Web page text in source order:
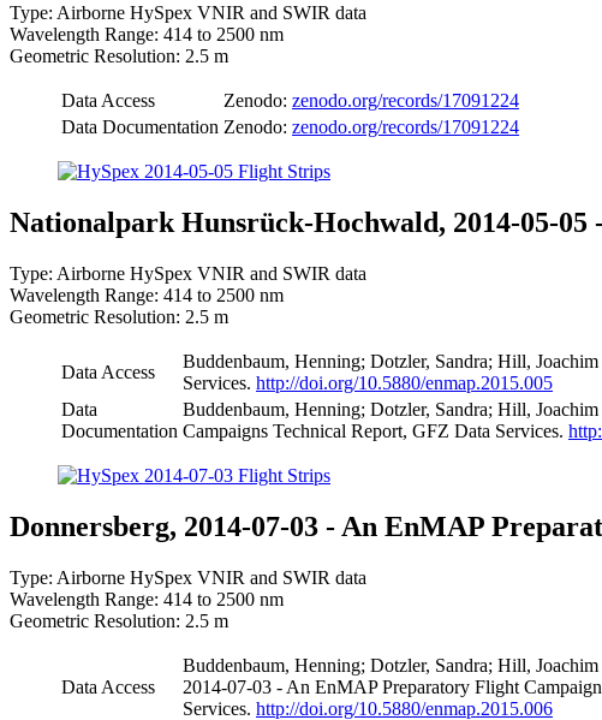
Type: Airborne HySpex VNIR and SWIR data
Wavelength Range: 414 to 2500 nm
Geometric Resolution: 2.5 m
Data Access Zenodo: zenodo.org/records/17091224
Data Documentation Zenodo: zenodo.org/records/17091224
Nationalpark Hunsrück-Hochwald, 2014-05-
Type: Airborne HySpex VNIR and SWIR data
Wavelength Range: 414 to 2500 nm
Geometric Resolution: 2.5 m
Data Access
Buddenbaum, Henning; Dotzler, Sandra; Hill,
Services. http://doi.org/10.5880/enmap.2015.005
Data
Documentation
Buddenbaum, Henning; Dotzler, Sandra; Hill,
Campaigns Technical Report, GFZ Data Services.
Donnersberg, 2014-07-03 - An EnMAP
Type: Airborne HySpex VNIR and SWIR data
Wavelength Range: 414 to 2500 nm
Geometric Resolution: 2.5 m
Data Access
Buddenbaum, Henning; Dotzler, Sandra; Hill,
2014-07-03 - An EnMAP Preparatory Flight
Services. http://doi.org/10.5880/enmap.2015.006